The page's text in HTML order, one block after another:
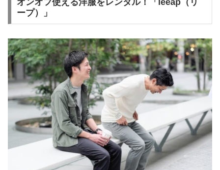
オンオフ使える洋服をレンタル！「leeap（リ
ープ）」